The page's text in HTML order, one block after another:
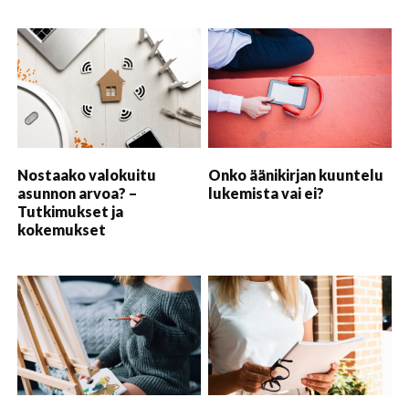
Nostaako valokuitu
asunnon arvoa? –
Tutkimukset ja
kokemukset
Onko äänikirjan kuuntelu
lukemista vai ei?